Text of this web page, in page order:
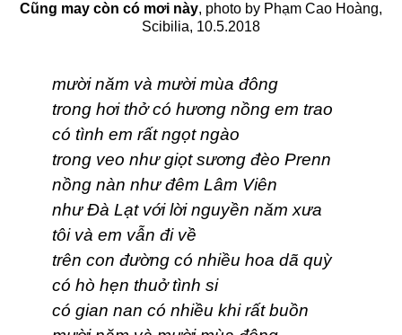
Cũng may còn có mơi này, photo by Phạm Cao Hoàng,
Scibilia, 10.5.2018
mười năm và mười mùa đông
trong hơi thở có hương nồng em trao
có tình em rất ngọt ngào
trong veo như giọt sương đèo Prenn
nồng nàn như đêm Lâm Viên
như Đà Lạt với lời nguyền năm xưa
tôi và em vẫn đi về
trên con đường có nhiều hoa dã quỳ
có hò hẹn thuở tình si
có gian nan có nhiều khi rất buồn